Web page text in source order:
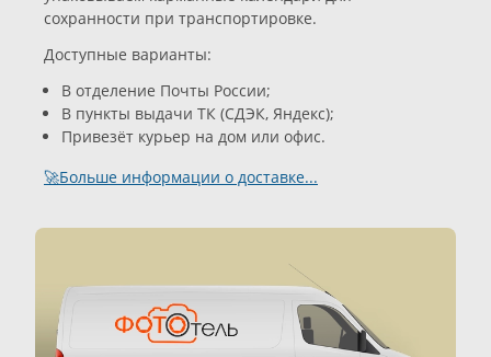
сохранности при транспортировке.
Доступные варианты:
В отделение Почты России;
В пункты выдачи ТК (СДЭК, Яндекс);
Привезёт курьер на дом или офис.
🚀Больше информации о доставке...